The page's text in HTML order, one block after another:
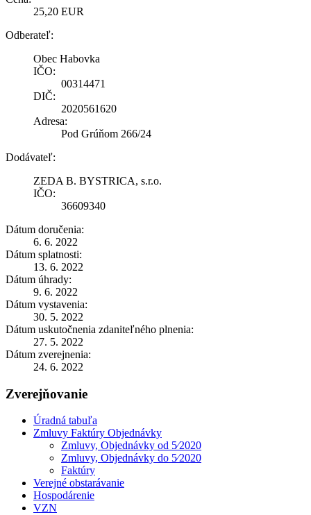
25,20 EUR
Odberateľ:
Obec Habovka
IČO:
00314471
DIČ:
2020561620
Adresa:
Pod Grúňom 266/24
Dodávateľ:
ZEDA B. BYSTRICA, s.r.o.
IČO:
36609340
Dátum doručenia:
6. 6. 2022
Dátum splatnosti:
13. 6. 2022
Dátum úhrady:
9. 6. 2022
Dátum vystavenia:
30. 5. 2022
Dátum uskutočnenia zdaniteľného plnenia:
27. 5. 2022
Dátum zverejnenia:
24. 6. 2022
Zverejňovanie
Úradná tabuľa
Zmluvy Faktúry Objednávky
Zmluvy, Objednávky od 5⁄2020
Zmluvy, Objednávky do 5⁄2020
Faktúry
Verejné obstarávanie
Hospodárenie
VZN